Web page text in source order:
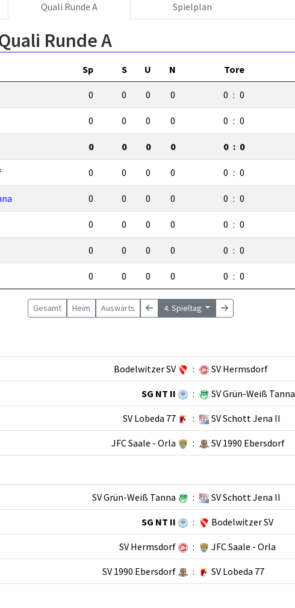
Quali Runde A Spielplan
Runde A
Sp S U N Tore
0 0 0 0 0 : 0
0 0 0 0 0 : 0
0 0 0 0 0 : 0
0 0 0 0 0 : 0
0 0 0 0 0 : 0
0 0 0 0 0 : 0
0 0 0 0 0 : 0
0 0 0 0 0 : 0
Gesamt Heim Auswärts 4. Spieltag
Bodelwitzer SV : SV Hermsdorf
SG NT II : SV Grün-Weiß Tanna
SV Lobeda 77 : SV Schott Jena II
JFC Saale - Orla : SV 1990 Ebersdorf
SV Grün-Weiß Tanna : SV Schott Jena II
SG NT II : Bodelwitzer SV
SV Hermsdorf : JFC Saale - Orla
SV 1990 Ebersdorf : SV Lobeda 77